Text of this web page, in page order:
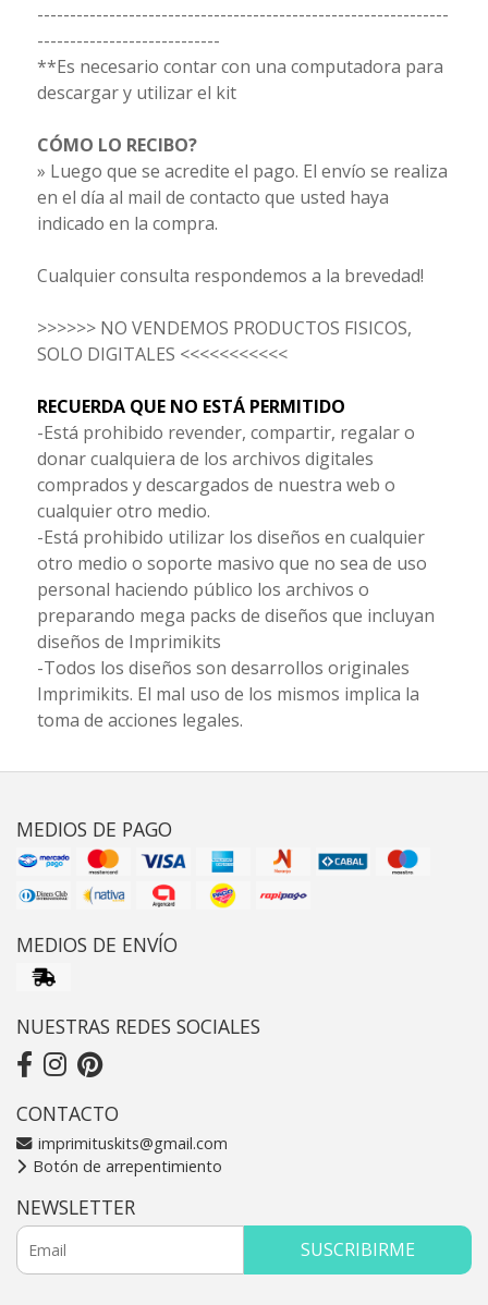
---------------------------------------------------------------
----------------------------
**Es necesario contar con una computadora para
descargar y utilizar el kit
CÓMO LO RECIBO?
» Luego que se acredite el pago. El envío se realiza
en el día al mail de contacto que usted haya
indicado en la compra.
Cualquier consulta respondemos a la brevedad!
>>>>>> NO VENDEMOS PRODUCTOS FISICOS,
SOLO DIGITALES <<<<<<<<<<<
RECUERDA QUE NO ESTÁ PERMITIDO
-Está prohibido revender, compartir, regalar o
donar cualquiera de los archivos digitales
comprados y descargados de nuestra web o
cualquier otro medio.
-Está prohibido utilizar los diseños en cualquier
otro medio o soporte masivo que no sea de uso
personal haciendo público los archivos o
preparando mega packs de diseños que incluyan
diseños de Imprimikits
-Todos los diseños son desarrollos originales
Imprimikits. El mal uso de los mismos implica la
toma de acciones legales.
MEDIOS DE PAGO
MEDIOS DE ENVÍO
NUESTRAS REDES SOCIALES
CONTACTO
imprimituskits@gmail.com
Botón de arrepentimiento
NEWSLETTER
SUSCRIBIRME